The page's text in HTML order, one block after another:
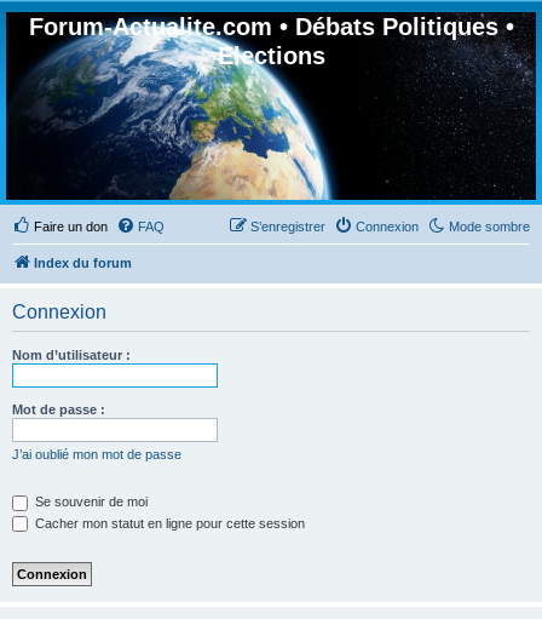
Forum-Actualite.com • Débats Politiques •
Elections
Faire un don Mode sombre
FAQ Connexion
S’enregistrer
Index du forum
Connexion
Nom d’utilisateur :
Mot de passe :
J’ai oublié mon mot de passe
Se souvenir de moi
Cacher mon statut en ligne pour cette session